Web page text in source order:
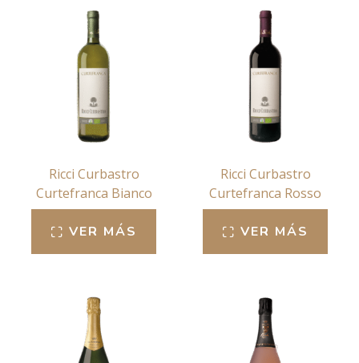
Ricci Curbastro
Curtefranca Bianco
VER MÁS
Ricci Curbastro
Curtefranca Rosso
VER MÁS